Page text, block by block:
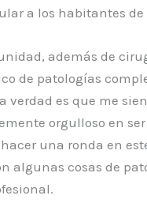
a los habitantes
además de
de patologías
verdad es que me
orgulloso en
una ronda en
algunas cosas de